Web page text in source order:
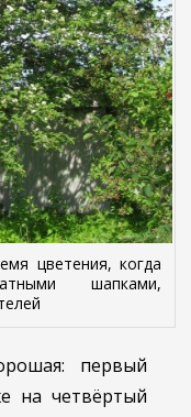
цветения, когда
шапками,
первый
на четвёртый